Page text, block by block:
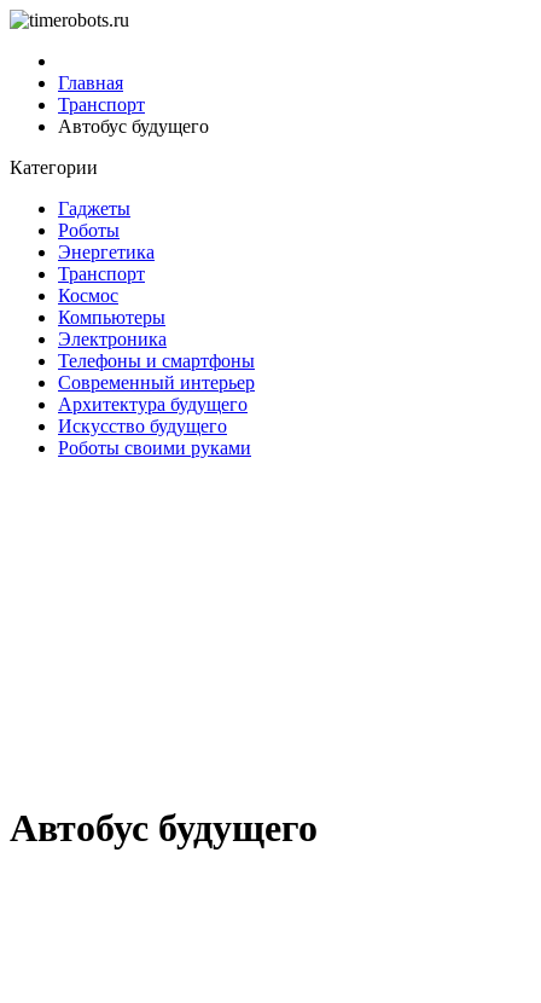
Главная
Транспорт
Автобус будущего
Категории
Гаджеты
Роботы
Энергетика
Транспорт
Космос
Компьютеры
Электроника
Телефоны и смартфоны
Современный интерьер
Архитектура будущего
Искусство будущего
Роботы своими руками
Автобус будущего